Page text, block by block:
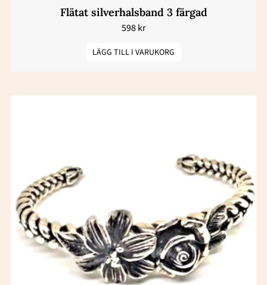
Flätat silverhalsband 3 färgad
598kr
LÄGG TILL I VARUKORG